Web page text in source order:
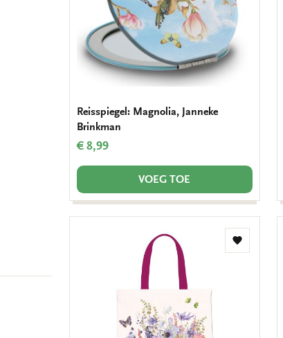
Reisspiegel: Magnolia, Janneke
Brinkman
€ 8,99
VOEG TOE
Toevoegen